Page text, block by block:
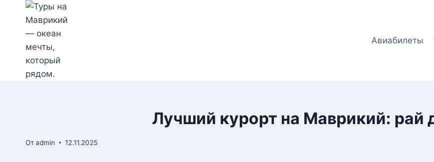
Перейти
содержимому
Авиабилеты
Лучший курорт на Маврикий: рай
Отadmin 12.11.2025